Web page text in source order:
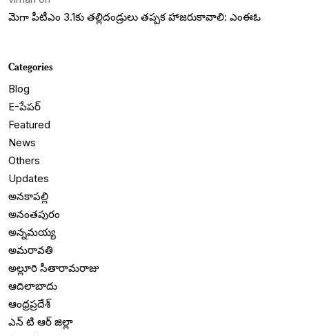
మెగా పీటీఎం 3.1కు తల్లిదండ్రులు తప్పక హాజరుకావాలి: ఎంఈఓ
Categories
Blog
E-పేపర్
Featured
News
Others
Updates
అనకాపల్లి
అనంతపురం
అన్నమయ్య
అమరావతి
అల్లూరి సీతారామరాజు
ఆదిలాబాదు
ఆంధ్రప్రదేశ్
ఎన్ టి ఆర్ జిల్లా